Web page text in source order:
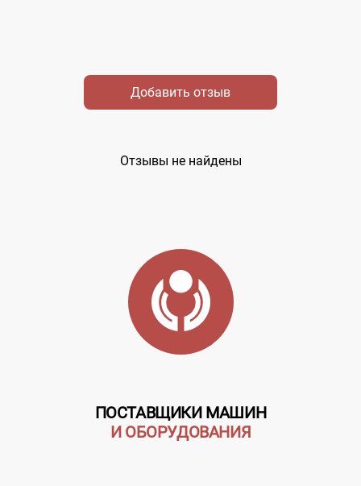
Добавить отзыв
Отзывы не найдены
ПОСТАВЩИКИ МАШИН
И ОБОРУДОВАНИЯ